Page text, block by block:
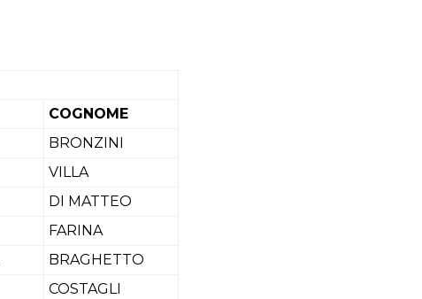
COGNOME
BRONZINI
VILLA
DI MATTEO
FARINA
BRAGHETTO
COSTAGLI